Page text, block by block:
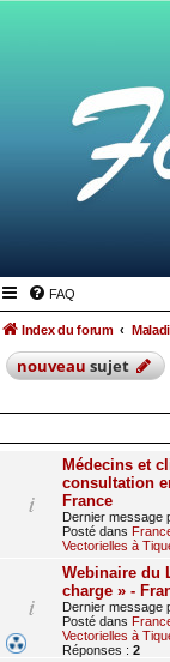
FAQ
Index du forum
nouveausujet
Médecins et
consultation
France
Dernier message
Posté dans
Vectorielles à
Webinaire du
charge » -
Dernier message
Posté dans
Vectorielles à
Réponses : 2